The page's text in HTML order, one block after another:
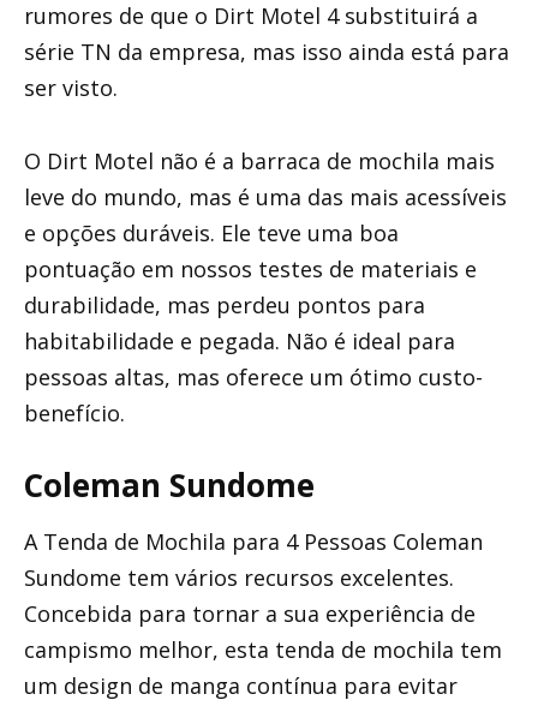
rumores de que o Dirt Motel 4 substituirá a
série TN da empresa, mas isso ainda está para
ser visto.
O Dirt Motel não é a barraca de mochila mais
leve do mundo, mas é uma das mais acessíveis
e opções duráveis. Ele teve uma boa
pontuação em nossos testes de materiais e
durabilidade, mas perdeu pontos para
habitabilidade e pegada. Não é ideal para
pessoas altas, mas oferece um ótimo custo-
benefício.
Coleman Sundome
A Tenda de Mochila para 4 Pessoas Coleman
Sundome tem vários recursos excelentes.
Concebida para tornar a sua experiência de
campismo melhor, esta tenda de mochila tem
um design de manga contínua para evitar